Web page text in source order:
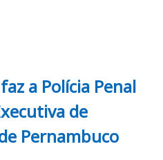
a Polícia Penal
de
Pernambuco